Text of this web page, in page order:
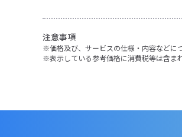
注意事項
価格及び、サービスの仕様・内容などに
表示している参考価格に消費税等は含ま